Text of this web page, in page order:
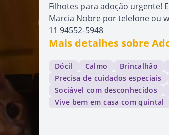
Filhotes para adoção urgente!
Marcia Nobre por telefone ou
11 94552-5948
Mais detalhes sobre
Dócil Calmo Brincalhão
Precisa de cuidados especiais
Sociável com desconhecidos
Vive bem em casa com quintal